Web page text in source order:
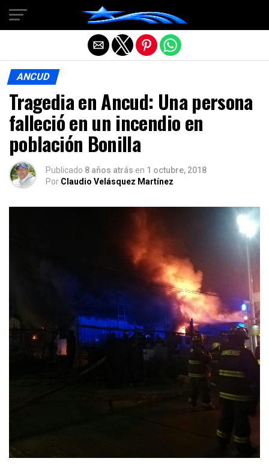
ANCUD
Tragedia en Ancud: Una persona
falleció en un incendio en
población Bonilla
Publicado 8 años atrás en 1 octubre, 2018
Por Claudio Velásquez Martínez
Salir de la versión móvil